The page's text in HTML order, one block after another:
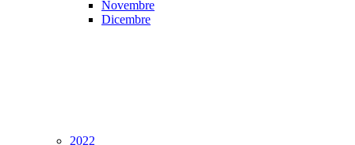
Novembre
Dicembre
2022